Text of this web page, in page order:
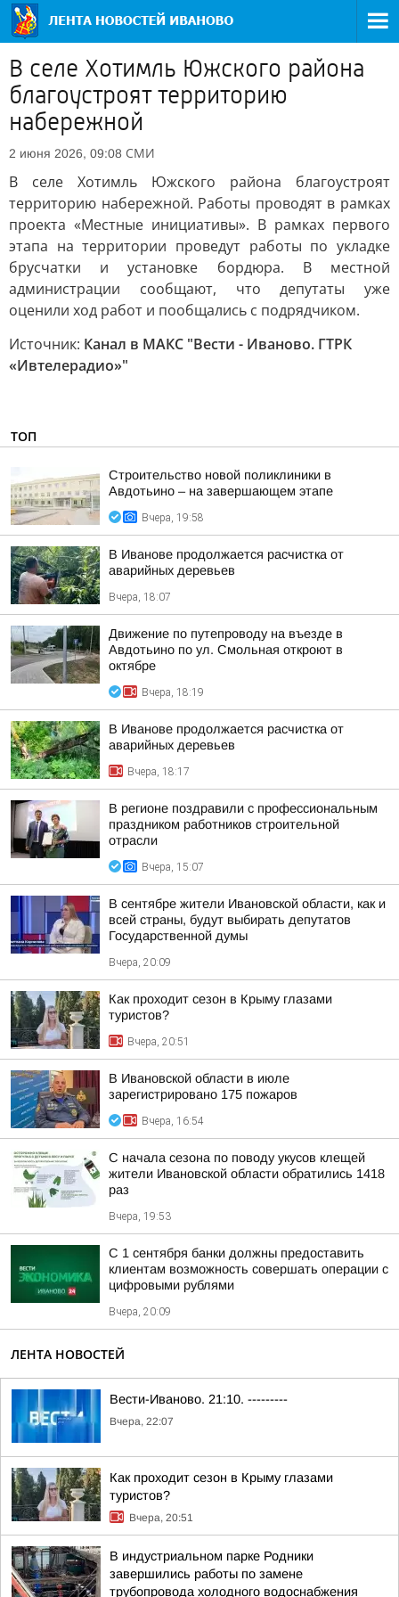
В селе Хотимль Южского района
благоустроят территорию
набережной
2 июня 2026, 09:08 СМИ
В селе Хотимль Южского района благоустроят
территорию набережной. Работы проводят в рамках
проекта «Местные инициативы». В рамках первого
этапа на территории проведут работы по укладке
брусчатки и установке бордюра. В местной
администрации сообщают, что депутаты уже
оценили ход работ и пообщались с подрядчиком.
Источник: Канал в МАКС "Вести - Иваново. ГТРК
«Ивтелерадио»"
ТОП
Строительство новой поликлиники в
Авдотьино – на завершающем этапе
Вчера, 19:58
В Иванове продолжается расчистка от
аварийных деревьев
Вчера, 18:07
Движение по путепроводу на въезде в
Авдотьино по ул. Смольная откроют в
октябре
Вчера, 18:19
В Иванове продолжается расчистка от
аварийных деревьев
Вчера, 18:17
В регионе поздравили с профессиональным
праздником работников строительной
отрасли
Вчера, 15:07
В сентябре жители Ивановской области, как и
всей страны, будут выбирать депутатов
Государственной думы
Вчера, 20:09
Как проходит сезон в Крыму глазами
туристов?
Вчера, 20:51
В Ивановской области в июле
зарегистрировано 175 пожаров
Вчера, 16:54
С начала сезона по поводу укусов клещей
жители Ивановской области обратились 1418
раз
Вчера, 19:53
С 1 сентября банки должны предоставить
клиентам возможность совершать операции с
цифровыми рублями
Вчера, 20:09
ЛЕНТА НОВОСТЕЙ
Вести-Иваново. 21:10. ---------
Вчера, 22:07
Как проходит сезон в Крыму глазами
туристов?
Вчера, 20:51
В индустриальном парке Родники
завершились работы по замене
трубопровода холодного водоснабжения